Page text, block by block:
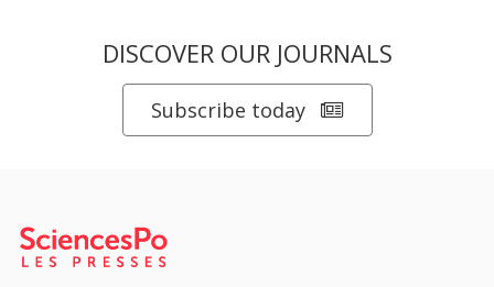
DISCOVER OUR JOURNALS
Subscribe today